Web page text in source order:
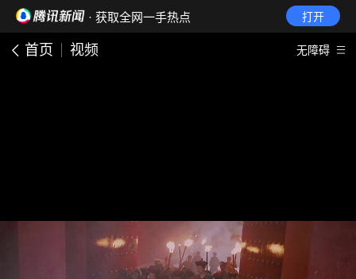
· 获取全网一手热点 打开
首页 视频 无障碍